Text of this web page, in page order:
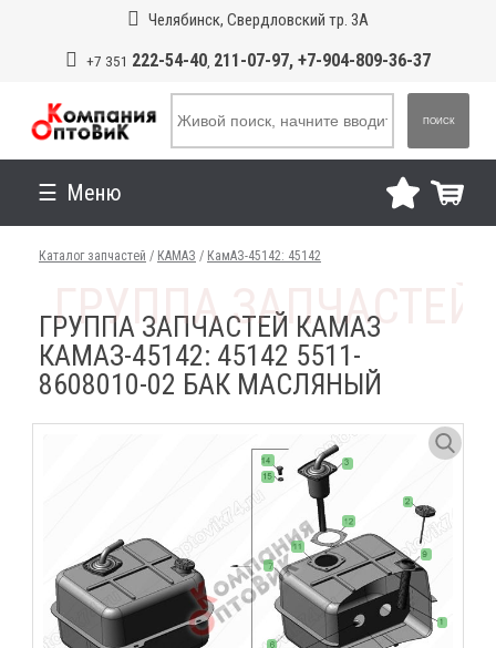
Челябинск, Свердловский тр. 3А
+7 351 222-54-40, 211-07-97, +7-904-809-36-37
ПОИСК
Меню
Каталог запчастей / КАМАЗ / КамАЗ-45142: 45142
ГРУППА ЗАПЧАСТЕЙ КАМАЗ
КАМАЗ-45142: 45142 5511-
8608010-02 БАК МАСЛЯНЫЙ